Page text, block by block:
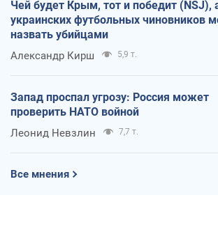
Чей будет Крым, тот и победит (NSJ),
украинских футбольных чиновников
назвать убийцами
Александр Кирш 5,9 т.
Запад проспал угрозу: Россия может
проверить НАТО войной
Леонид Невзлин 7,7 т.
Все мнения